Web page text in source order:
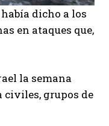
dicho a los
en ataques que,
la semana
civiles, grupos de